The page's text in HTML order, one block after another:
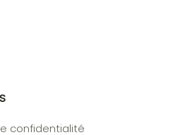
confidentialité